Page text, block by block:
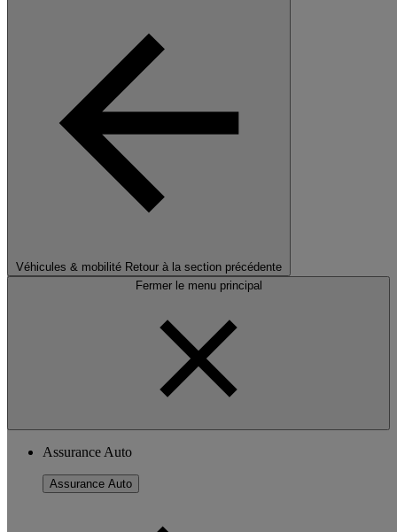
Véhicules & mobilité Retour à la section précédente
Fermer le menu principal
Assurance Auto
Assurance Auto